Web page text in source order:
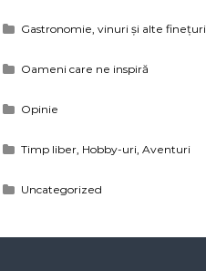
Gastronomie, vinuri și alte finețuri
Oameni care ne inspiră
Opinie
Timp liber, Hobby-uri, Aventuri
Uncategorized